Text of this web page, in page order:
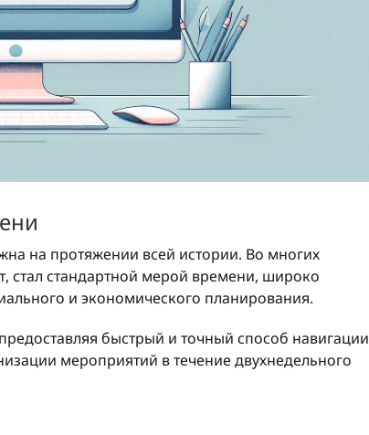
на протяжении всей истории. Во многих
стал стандартной мерой времени, широко
и экономического планирования.
быстрый и точный способ навигации
мероприятий в течение двухнедельного